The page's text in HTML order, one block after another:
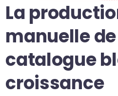
La
manuelle
catalogue
croissance